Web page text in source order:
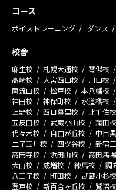
コース
ボイストレーニング ダンス
校舎
麻生校 札幌大通校 琴似校
高崎校
大宮西口校 川口校
南流山校
松戸校 本八幡校
神田校
神保町校 水道橋校
上野校
西日暮里校 北千住校
五反田校
武蔵小山校 蒲田校
代々木校
自由が丘校 中目
二子玉川校
四ツ谷校 新宿
高円寺校
浜田山校 高田馬
大山校
成増校 練馬校 調
八王子校
町田校 武蔵小杉校
登戸校
新百合ヶ丘校 鷺沼校